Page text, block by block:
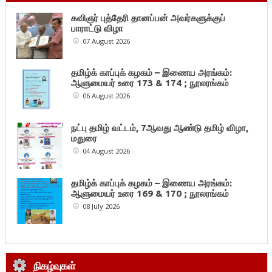
கவிஞர் புத்தேரி தானப்பன் அவர்களுக்குப்
பாராட்டு விழா
07 August 2026
தமிழ்க் காப்புக் கழகம் – இணைய அரங்கம்:
ஆளுமையர் உரை 173 & 174 ; நூலரங்கம்
06 August 2026
நட்பு தமிழ் வட்டம், 7ஆவது ஆண்டு தமிழ் விழா,
மதுரை
04 August 2026
தமிழ்க் காப்புக் கழகம் – இணைய அரங்கம்:
ஆளுமையர் உரை 169 & 170 ; நூலரங்கம்
08 July 2026
நிகழ்வுகள்